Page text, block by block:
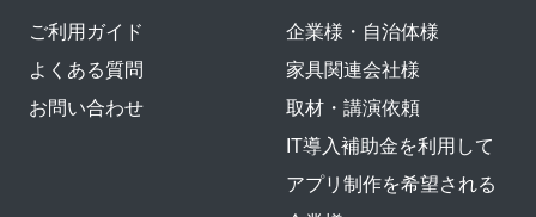
ご利用ガイド
よくある質問
お問い合わせ
企業様・自治体様
家具関連会社様
取材・講演依頼
IT導入補助金を利用して
アプリ制作を希望される